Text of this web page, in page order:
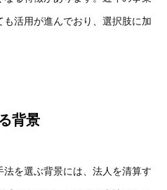
活用が進んでおり、選択肢に加
背景
を選ぶ背景には、法人を清算す